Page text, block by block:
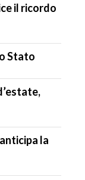
il ricordo
Stato
la